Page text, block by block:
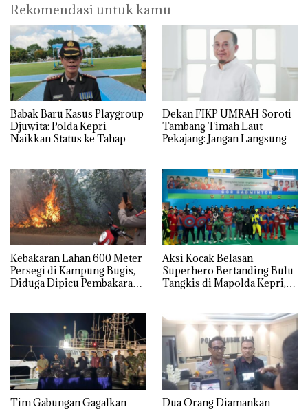
Rekomendasi untuk kamu
Babak Baru Kasus Playgroup
Djuwita: Polda Kepri
Naikkan Status ke Tahap
Dekan FIKP UMRAH Soroti
Tambang Timah Laut
Pekajang: Jangan Langsung
Lingkungannya
Kebakaran Lahan 600 Meter
Persegi di Kampung Bugis,
Diduga Dipicu Pembakaran
Aksi Kocak Belasan
Superhero Bertanding Bulu
Tangkis di Mapolda Kepri,
Tim Gabungan Gagalkan
Dua Orang Diamankan